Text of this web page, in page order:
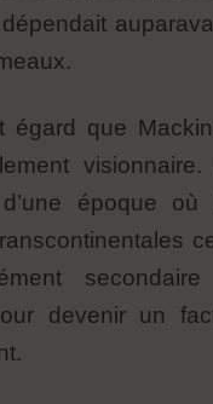
égard que
époque où
devenir un